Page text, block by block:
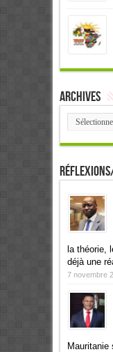
Archives
Archives
la théorie,
déjà une
7 novembre